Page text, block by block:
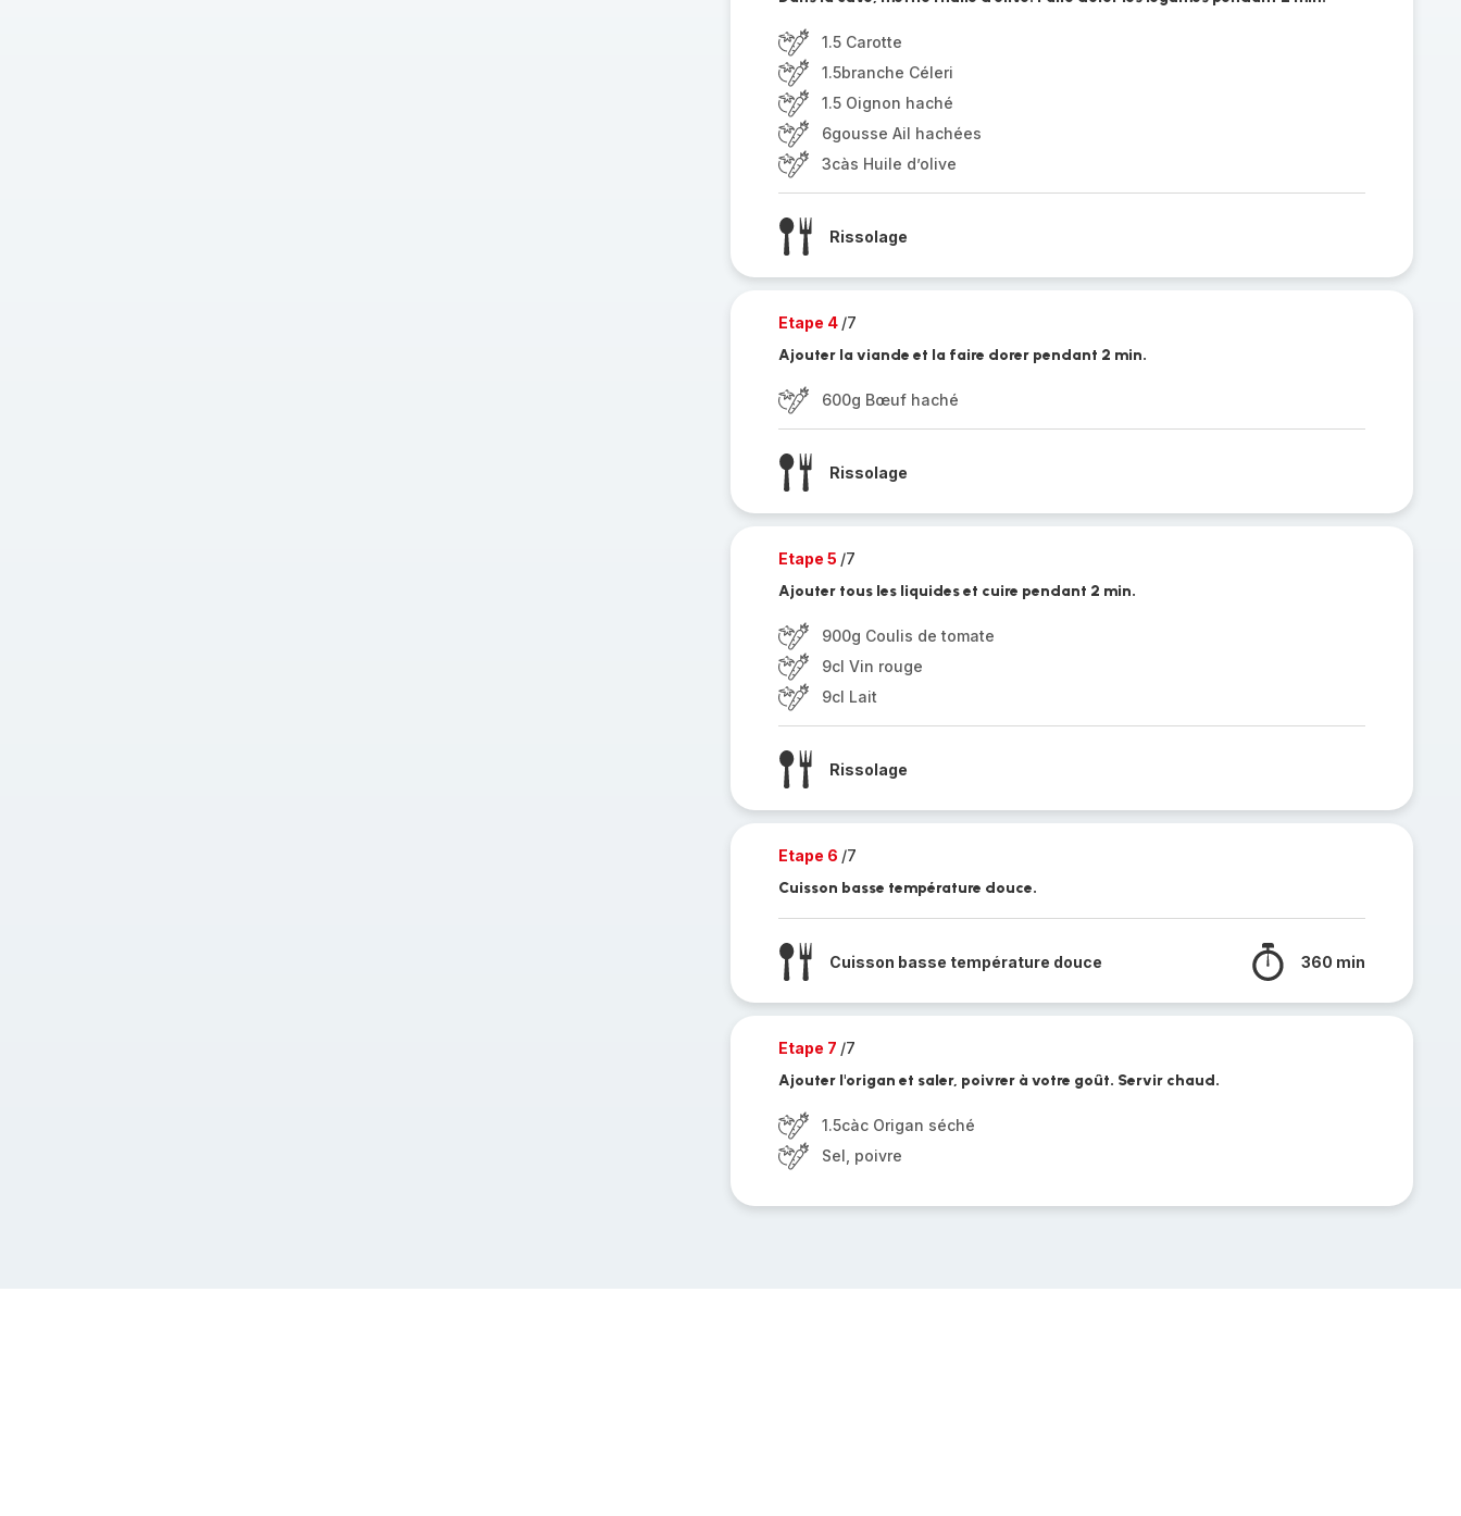
1.5 Carotte
1.5branche Céleri
1.5 Oignon haché
6gousse Ail hachées
3càs Huile d’olive
Rissolage
Etape 4 /7
Ajouter la viande et la faire dorer pendant 2 min.
600g Bœuf haché
Rissolage
Etape 5 /7
Ajouter tous les liquides et cuire pendant 2 min.
900g Coulis de tomate
9cl Vin rouge
9cl Lait
Rissolage
Etape 6 /7
Cuisson basse température douce.
Cuisson basse température douce 360 min
Etape 7 /7
Ajouter l'origan et saler, poivrer à votre goût. Servir chaud.
1.5càc Origan séché
Sel, poivre